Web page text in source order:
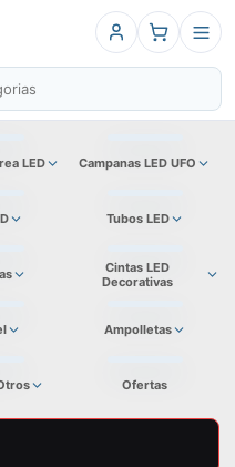
LED Campanas LED UFO
Tubos LED
Cintas LED
Decorativas
Ampolletas
Ofertas